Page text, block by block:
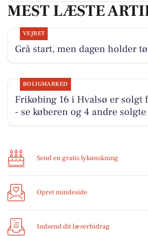
MEST LÆSTE
VEJRET
Grå start, men dagen holder
BOLIGMARKED
Frikøbing 16 i Hvalsø er solgt
- se køberen og 4 andre
Send en gratis lykønskning
Opret mindeside
Indsend dit læserbidrag